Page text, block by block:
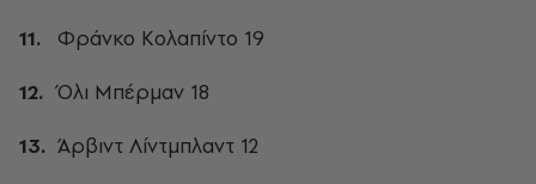
Φράνκο Κολαπίντο 19
Όλι Μπέρμαν 18
Άρβιντ Λίντμπλαντ 12